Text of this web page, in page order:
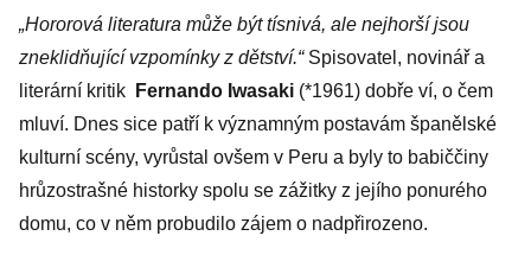
„Hororová literatura může být tísnivá, ale nejhorší jsou
zneklidňující vzpomínky z dětství.“Spisovatel, novinář a
literární kritik
Fernando Iwasaki (*1961) dobře ví, o čem
mluví. Dnes sice patří k významným postavám španělské
kulturní scény, vyrůstal ovšem v Peru a byly to babiččiny
hrůzostrašné historky spolu se zážitky z jejího ponurého
domu, co v něm probudilo zájem o nadpřirozeno.